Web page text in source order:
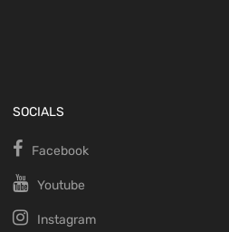
SOCIALS
Facebook
Youtube
Instagram